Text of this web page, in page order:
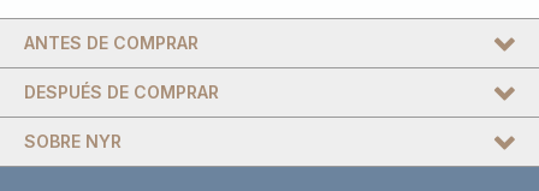
DESPUÉS DE COMPRAR
SOBRE NYR
ANTES DE COMPRAR